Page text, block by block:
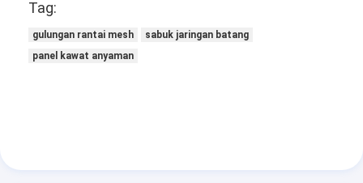
Tag:
gulungan rantai mesh
sabuk jaringan batang
panel kawat anyaman